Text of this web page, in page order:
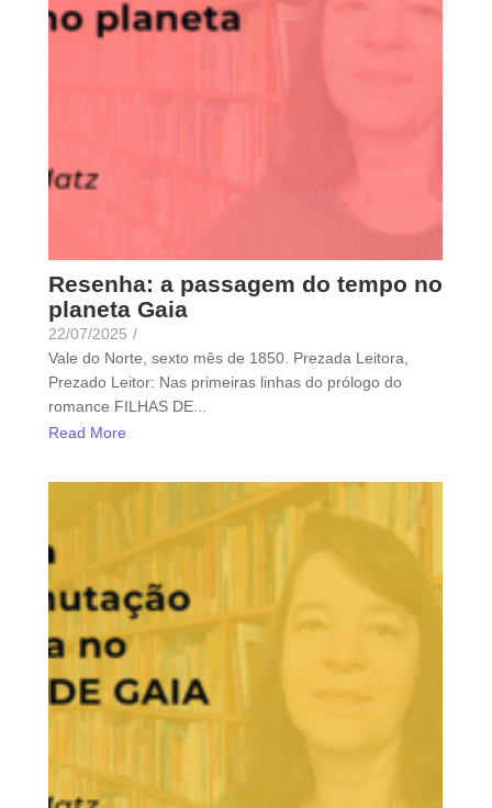
Resenha: a passagem do tempo no
planeta Gaia
22/07/2025 /
Vale do Norte, sexto mês de 1850. Prezada Leitora,
Prezado Leitor: Nas primeiras linhas do prólogo do
romance FILHAS DE...
Read More